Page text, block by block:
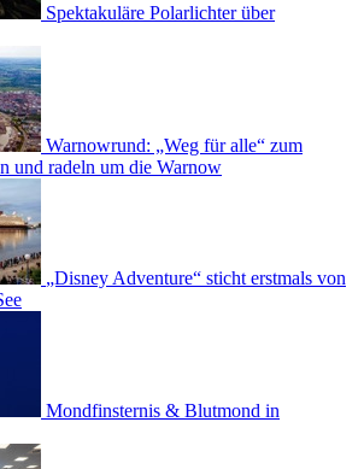
Spektakuläre Polarlichter über
Warnowrund: „Weg für alle“ zum
und radeln um die Warnow
„Disney Adventure“ sticht erstmals von
Mondfinsternis & Blutmond in